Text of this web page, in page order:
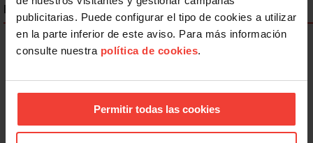
publicitarias. Puede configurar el tipo de cookies a utilizar
en la parte inferior de este aviso. Para más información
consulte nuestra política de cookies.
Permitir todas las cookies
ENLACES DESTACADOS